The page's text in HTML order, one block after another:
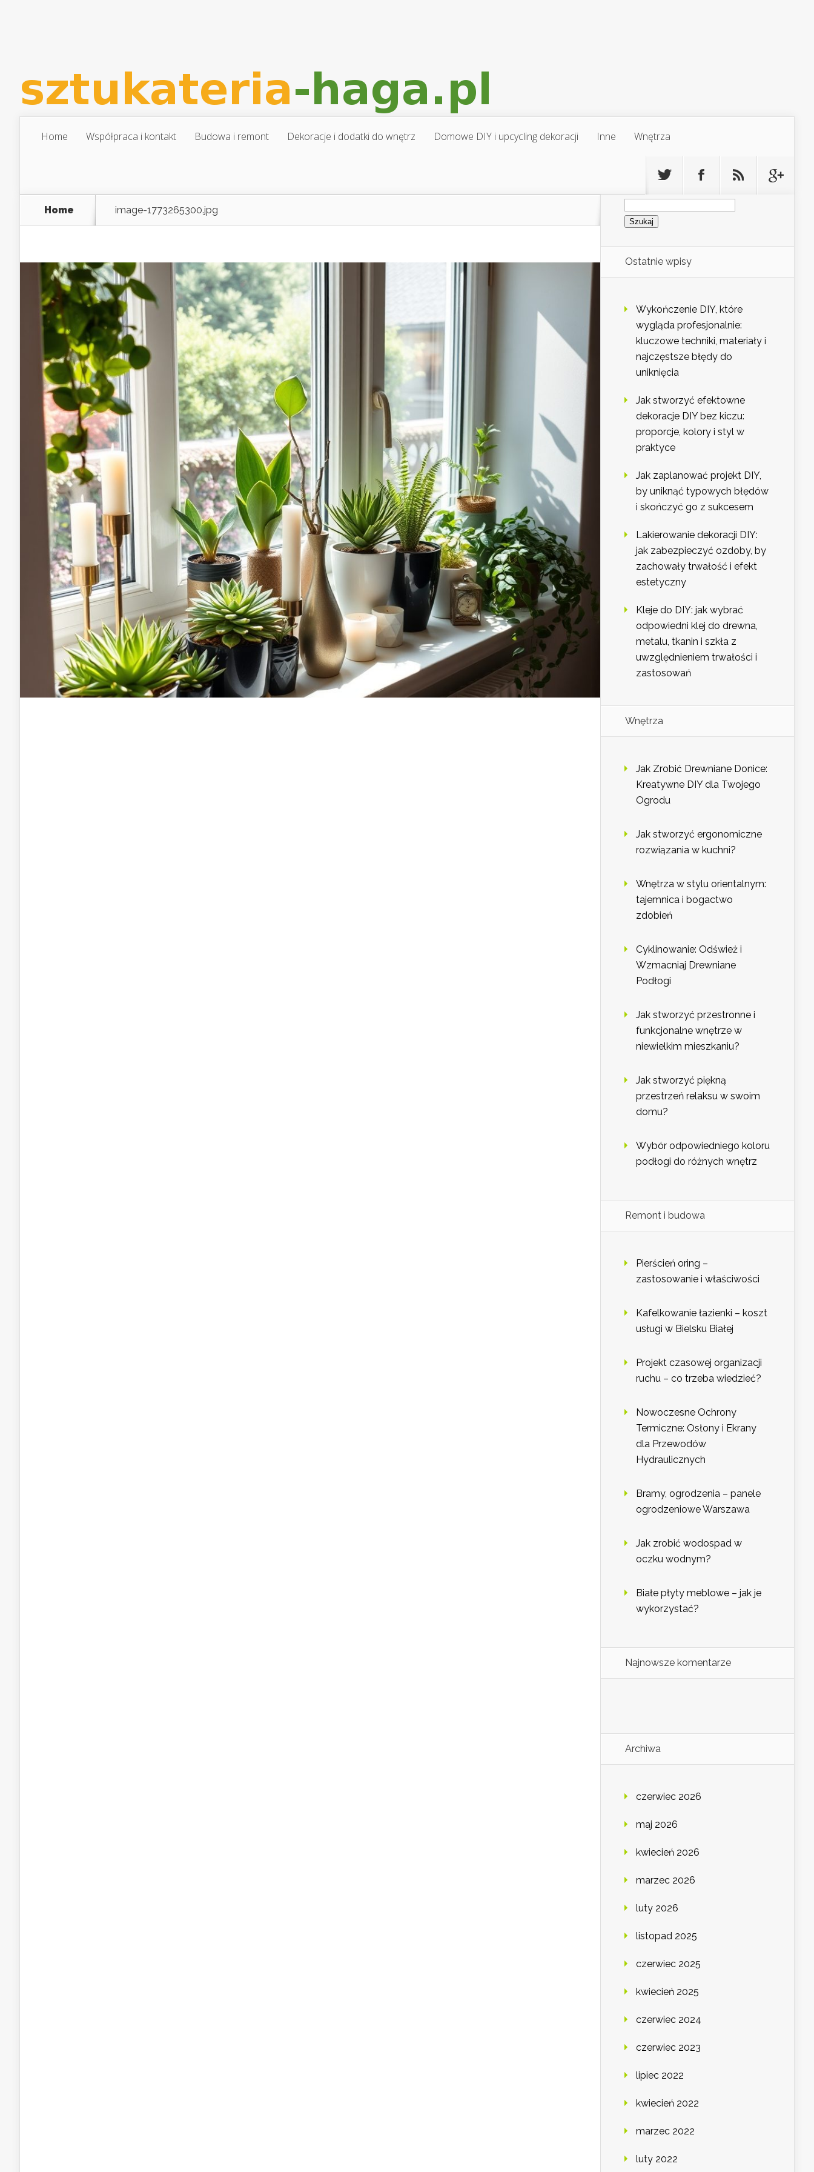
Home Współpraca i kontakt Budowa i remont Dekoracje i dodatki do wnętrz Domowe DIY i upcycling dekoracji Inne Wnętrza
Home image-1773265300.jpg
Szukaj:
Ostatnie wpisy
Wykończenie DIY, które
wygląda profesjonalnie:
kluczowe techniki, materiały i
najczęstsze błędy do
uniknięcia
Jak stworzyć efektowne
dekoracje DIY bez kiczu:
proporcje, kolory i styl w
praktyce
Jak zaplanować projekt DIY,
by uniknąć typowych błędów
i skończyć go z sukcesem
Lakierowanie dekoracji DIY:
jak zabezpieczyć ozdoby, by
zachowały trwałość i efekt
estetyczny
Kleje do DIY: jak wybrać
odpowiedni klej do drewna,
metalu, tkanin i szkła z
uwzględnieniem trwałości i
zastosowań
Wnętrza
Jak Zrobić Drewniane Donice:
Kreatywne DIY dla Twojego
Ogrodu
Jak stworzyć ergonomiczne
rozwiązania w kuchni?
Wnętrza w stylu orientalnym:
tajemnica i bogactwo
zdobień
Cyklinowanie: Odśwież i
Wzmacniaj Drewniane
Podłogi
Jak stworzyć przestronne i
funkcjonalne wnętrze w
niewielkim mieszkaniu?
Jak stworzyć piękną
przestrzeń relaksu w swoim
domu?
Wybór odpowiedniego koloru
podłogi do różnych wnętrz
Remont i budowa
Pierścień oring –
zastosowanie i właściwości
Kafelkowanie łazienki – koszt
usługi w Bielsku Białej
Projekt czasowej organizacji
ruchu – co trzeba wiedzieć?
Nowoczesne Ochrony
Termiczne: Osłony i Ekrany
dla Przewodów
Hydraulicznych
Bramy, ogrodzenia – panele
ogrodzeniowe Warszawa
Jak zrobić wodospad w
oczku wodnym?
Białe płyty meblowe – jak je
wykorzystać?
Najnowsze komentarze
Archiwa
czerwiec 2026
maj 2026
kwiecień 2026
marzec 2026
luty 2026
listopad 2025
czerwiec 2025
kwiecień 2025
czerwiec 2024
czerwiec 2023
lipiec 2022
kwiecień 2022
marzec 2022
luty 2022